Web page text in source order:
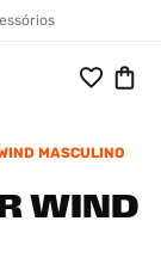
MASCULINO
WIND